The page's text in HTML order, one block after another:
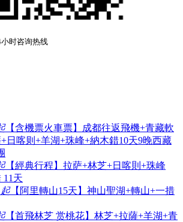
小时咨询热线
【含機票火車票】成都往返飛機+青藏軟
日喀则+羊湖+珠峰+納木錯10天9晚西藏
【經典行程】拉萨+林芝+日喀則+珠峰
11天
【阿里轉山15天】神山聖湖+轉山+一措
【首飛林芝 赏桃花】林芝+拉薩+羊湖+青